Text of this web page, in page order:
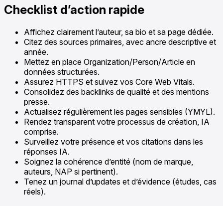
Checklist d’action rapide
Affichez clairement l’auteur, sa bio et sa page dédiée.
Citez des sources primaires, avec ancre descriptive et
année.
Mettez en place Organization/Person/Article en
données structurées.
Assurez HTTPS et suivez vos Core Web Vitals.
Consolidez des backlinks de qualité et des mentions
presse.
Actualisez régulièrement les pages sensibles (YMYL).
Rendez transparent votre processus de création, IA
comprise.
Surveillez votre présence et vos citations dans les
réponses IA.
Soignez la cohérence d’entité (nom de marque,
auteurs, NAP si pertinent).
Tenez un journal d’updates et d’évidence (études, cas
réels).